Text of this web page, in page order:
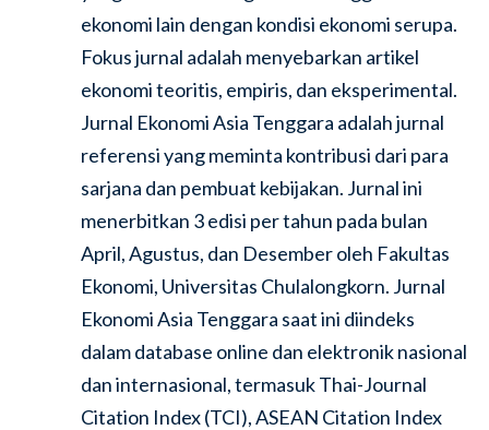
ekonomi lain dengan kondisi ekonomi serupa.
Fokus jurnal adalah menyebarkan artikel
ekonomi teoritis, empiris, dan eksperimental.
Jurnal Ekonomi Asia Tenggara adalah jurnal
referensi yang meminta kontribusi dari para
sarjana dan pembuat kebijakan. Jurnal ini
menerbitkan 3 edisi per tahun pada bulan
April, Agustus, dan Desember oleh Fakultas
Ekonomi, Universitas Chulalongkorn. Jurnal
Ekonomi Asia Tenggara saat ini diindeks
dalam database online dan elektronik nasional
dan internasional, termasuk Thai-Journal
Citation Index (TCI), ASEAN Citation Index